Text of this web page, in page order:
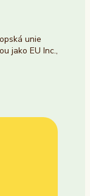
unie
jako EU Inc.,